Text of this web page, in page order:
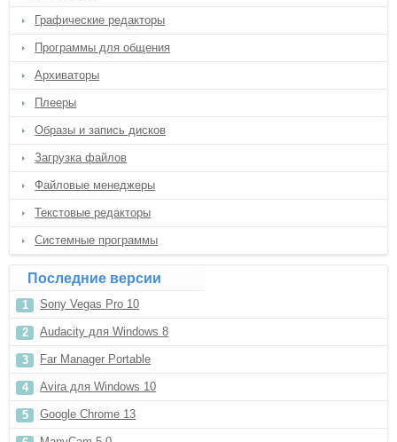
Графические редакторы
Программы для общения
Архиваторы
Плееры
Образы и запись дисков
Загрузка файлов
Файловые менеджеры
Текстовые редакторы
Системные программы
Последние версии
Sony Vegas Pro 10
Audacity для Windows 8
Far Manager Portable
Avira для Windows 10
Google Chrome 13